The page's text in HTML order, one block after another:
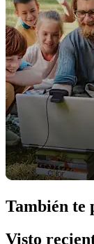
También te
Visto